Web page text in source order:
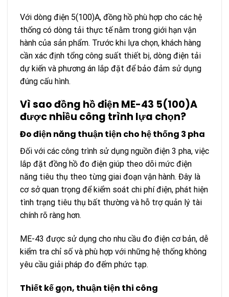
Với dòng điện 5(100)A, đồng hồ phù hợp cho các hệ
thống có dòng tải thực tế nằm trong giới hạn vận
hành của sản phẩm. Trước khi lựa chọn, khách hàng
cần xác định tổng công suất thiết bị, dòng điện tải
dự kiến và phương án lắp đặt để bảo đảm sử dụng
đúng cấu hình.
Vì sao đồng hồ điện ME-43 5(100)A
được nhiều công trình lựa chọn?
Đo điện năng thuận tiện cho hệ thống 3 pha
Đối với các công trình sử dụng nguồn điện 3 pha, việc
lắp đặt đồng hồ đo điện giúp theo dõi mức điện
năng tiêu thụ theo từng giai đoạn vận hành. Đây là
cơ sở quan trọng để kiểm soát chi phí điện, phát hiện
tình trạng tiêu thụ bất thường và hỗ trợ quản lý tài
chính rõ ràng hơn.
ME-43 được sử dụng cho nhu cầu đo điện cơ bản, dễ
kiểm tra chỉ số và phù hợp với những hệ thống không
yêu cầu giải pháp đo đếm phức tạp.
Thiết kế gọn, thuận tiện thi công